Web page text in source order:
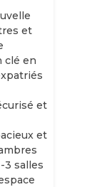
et
clé en
et
et
3 salles